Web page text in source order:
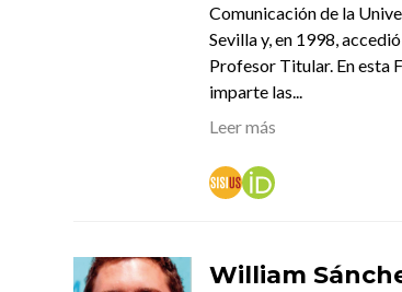
Comunicación de la
Sevilla y, en 1998,
Profesor Titular. En esta
imparte las...
Leer más
William